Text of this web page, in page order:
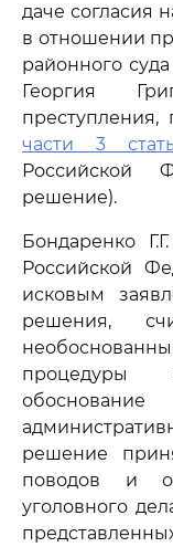
даче согласия
в отношении
районного
Георгия
преступления,
части 3
Российской
решение).
Бондаренко
Российской
исковым
решения,
решение
поводов и
уголовного